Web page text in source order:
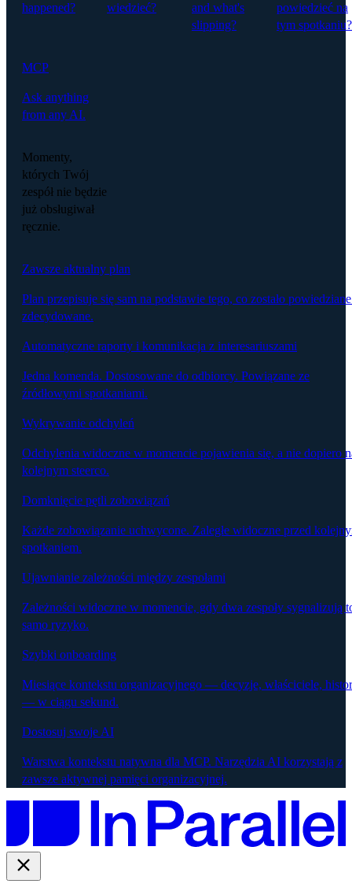
happened?
wiedzieć?
and what's
slipping?
powiedzieć na
tym spotkaniu?
MCP
Ask anything
from any AI.
Momenty,
których Twój
zespół nie będzie
już obsługiwał
ręcznie.
Zawsze aktualny plan
Plan przepisuje się sam na podstawie tego, co zostało
zdecydowane.
Automatyczne raporty i komunikacja z interesariuszami
Jedna komenda. Dostosowane do odbiorcy. Powiązane ze
źródłowymi spotkaniami.
Wykrywanie odchyleń
Odchylenia widoczne w momencie pojawienia się, a nie dopiero
kolejnym steerco.
Domknięcie pętli zobowiązań
Każde zobowiązanie uchwycone. Zaległe widoczne przed
spotkaniem.
Ujawnianie zależności między zespołami
Zależności widoczne w momencie, gdy dwa zespoły sygnalizują
samo ryzyko.
Szybki onboarding
Miesiące kontekstu organizacyjnego — decyzje, właściciele,
— w ciągu sekund.
Dostosuj swoje AI
Warstwa kontekstu natywna dla MCP. Narzędzia AI korzystają z
zawsze aktywnej pamięci organizacyjnej.